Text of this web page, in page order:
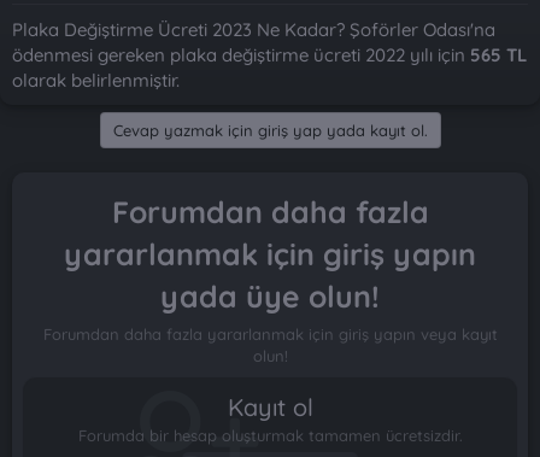
ş
l
t
a
h
i
Plaka Değiştirme Ücreti 2023 Ne Kadar? Şoförler Odası'na
ödenmesi gereken plaka değiştirme ücreti 2022 yılı için 565 TL
olarak belirlenmiştir.
Cevap yazmak için giriş yap yada kayıt ol.
Forumdan daha fazla
yararlanmak için giriş yapın
yada üye olun!
Forumdan daha fazla yararlanmak için giriş yapın veya kayıt
olun!
Kayıt ol
Forumda bir hesap oluşturmak tamamen ücretsizdir.